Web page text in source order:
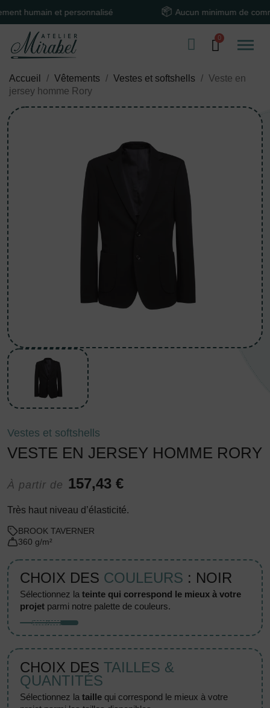
et personnalisé Aucun minimum de
Accueil Vêtements Vestes et softshells
Veste en
jersey homme Rory
Vestes et softshells
VESTE EN JERSEY HOMME RORY
À partir de 157,43 €
Très haut niveau d’élasticité.
BROOK TAVERNER
360 g/m²
CHOIX DES COULEURS : NOIR
sélectionnez lateinte qui correspond le mieux à votre
projet parmi notre palette de couleurs.
CHOIX DES TAILLES &
QUANTITÉS
sélectionnez lataille qui correspond le mieux à votre